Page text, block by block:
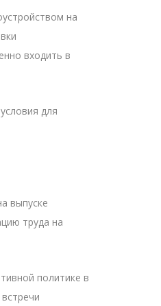
на
входить в
для
выпуске
труда на
политике в